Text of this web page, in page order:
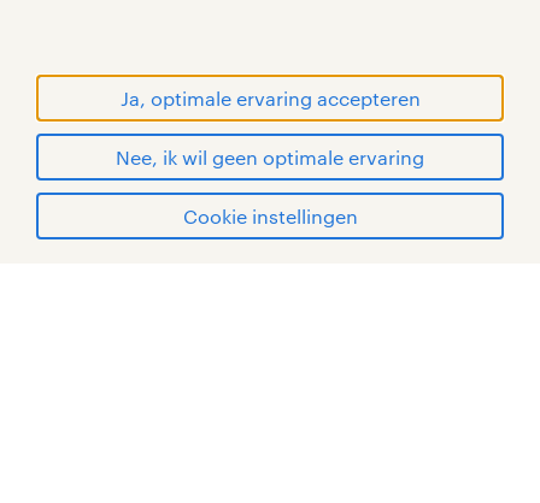
Ja, optimale ervaring accepteren
Nee, ik wil geen optimale ervaring
Cookie instellingen
medewerker servicedesk vacatures
telecom monteur vacatures
handelsmerken van Randstad N.V.
© Randstad 2026